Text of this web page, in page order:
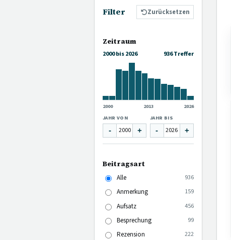
Filter Zurücksetzen
Zeitraum
2000 bis 2026 936 Treffer
2000 2013 2026
JAHR VON
- +
JAHR BIS
- +
Beitragsart
Alle
936
Anmerkung 159
Aufsatz 456
Besprechung 99
Rezension 222